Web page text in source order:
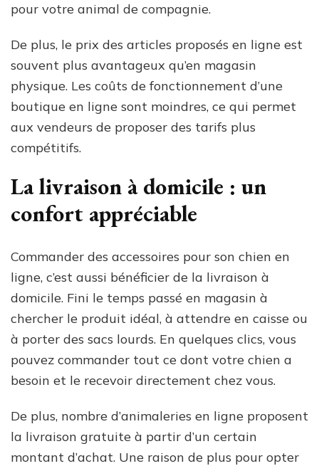
pour votre animal de compagnie.
De plus, le prix des articles proposés en ligne est
souvent plus avantageux qu’en magasin
physique. Les coûts de fonctionnement d’une
boutique en ligne sont moindres, ce qui permet
aux vendeurs de proposer des tarifs plus
compétitifs.
La livraison à domicile : un
confort appréciable
Commander des accessoires pour son chien en
ligne, c’est aussi bénéficier de la livraison à
domicile. Fini le temps passé en magasin à
chercher le produit idéal, à attendre en caisse ou
à porter des sacs lourds. En quelques clics, vous
pouvez commander tout ce dont votre chien a
besoin et le recevoir directement chez vous.
De plus, nombre d’animaleries en ligne proposent
la livraison gratuite à partir d’un certain
montant d’achat. Une raison de plus pour opter